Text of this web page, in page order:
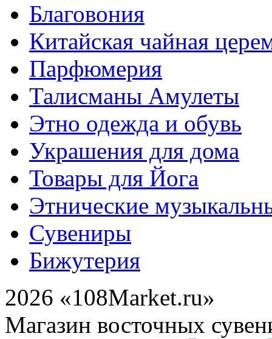
Благовония
Китайская чайная
Парфюмерия
Талисманы Амулеты
Этно одежда и обувь
Украшения для дома
Товары для Йога
Этнические
Сувениры
Бижутерия
2026 «108Market.ru»
Магазин восточных